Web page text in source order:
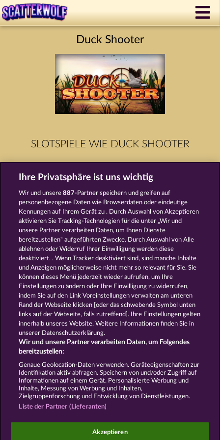
Duck Shooter
SLOTSPIELE WIE DUCK SHOOTER
MAJESTIC KING KING OF THE JUNGLE
GOLDEN EI OF MOORHUHN NIGHT WOLVES
AGB Datenschutz
Unternehmensseite
Widerruf einreichen
Social Casino Spiele dienen der reinen Unterhaltung
Ihre Privatsphäre ist uns wichtig
Wir und unsere887-Partner speichern und greifen auf
personenbezogene Daten wie Browserdaten oder eindeutige
Kennungen auf Ihrem Gerät zu . Durch Auswahl von Akzeptieren
aktivieren Sie Tracking-Technologien für die unter „Wir und
unsere Partner verarbeiten Daten, um Ihnen Dienste
bereitzustellen“ aufgeführten Zwecke. Durch Auswahl von Alle
ablehnen oder Widerruf Ihrer Einwilligung werden diese
deaktiviert. . Wenn Tracker deaktiviert sind, sind manche Inhalte
und Anzeigen möglicherweise nicht mehr so ​​relevant für Sie. Sie
können dieses Menü jederzeit wieder aufrufen, um Ihre
Einstellungen zu ändern oder Ihre Einwilligung zu widerrufen,
indem Sie auf den Link Voreinstellungen verwalten am unteren
Rand der Webseite klicken [oder das schwebende Symbol unten
links auf der Webseite, falls zutreffend]. Ihre Einstellungen gelten
innerhalb unseres Website. Weitere Informationen finden Sie in
unserer Datenschutzerklärung.
Wir und unsere Partner verarbeiten Daten, um Folgendes
bereitzustellen:
Genaue Geolocation-Daten verwenden. Geräteeigenschaften zur
Identifikation aktiv abfragen. Speichern von und/oder Zugriff auf
Informationen auf einem Gerät. Personalisierte Werbung und
Inhalte, Messung von Werbung und Inhalten,
Zielgruppenforschung und Entwicklung von Dienstleistungen.
Liste der Partner (Lieferanten)
Akzeptieren